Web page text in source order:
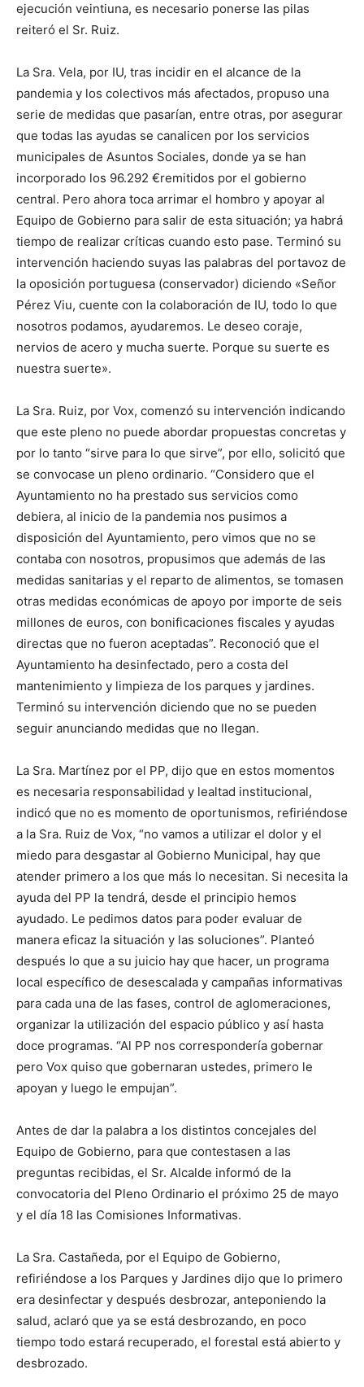
ejecución veintiuna, es necesario ponerse las pilas
reiteró el Sr. Ruiz.
La Sra. Vela, por IU, tras incidir en el alcance de la
pandemia y los colectivos más afectados, propuso una
serie de medidas que pasarían, entre otras, por asegurar
que todas las ayudas se canalicen por los servicios
municipales de Asuntos Sociales, donde ya se han
incorporado los 96.292 €remitidos por el gobierno
central. Pero ahora toca arrimar el hombro y apoyar al
Equipo de Gobierno para salir de esta situación; ya habrá
tiempo de realizar críticas cuando esto pase. Terminó su
intervención haciendo suyas las palabras del portavoz de
la oposición portuguesa (conservador) diciendo «Señor
Pérez Viu, cuente con la colaboración de IU, todo lo que
nosotros podamos, ayudaremos. Le deseo coraje,
nervios de acero y mucha suerte. Porque su suerte es
nuestra suerte».
La Sra. Ruiz, por Vox, comenzó su intervención indicando
que este pleno no puede abordar propuestas concretas y
por lo tanto “sirve para lo que sirve”, por ello, solicitó que
se convocase un pleno ordinario. “Considero que el
Ayuntamiento no ha prestado sus servicios como
debiera, al inicio de la pandemia nos pusimos a
disposición del Ayuntamiento, pero vimos que no se
contaba con nosotros, propusimos que además de las
medidas sanitarias y el reparto de alimentos, se tomasen
otras medidas económicas de apoyo por importe de seis
millones de euros, con bonificaciones fiscales y ayudas
directas que no fueron aceptadas”. Reconoció que el
Ayuntamiento ha desinfectado, pero a costa del
mantenimiento y limpieza de los parques y jardines.
Terminó su intervención diciendo que no se pueden
seguir anunciando medidas que no llegan.
La Sra. Martínez por el PP, dijo que en estos momentos
es necesaria responsabilidad y lealtad institucional,
indicó que no es momento de oportunismos, refiriéndose
a la Sra. Ruiz de Vox, “no vamos a utilizar el dolor y el
miedo para desgastar al Gobierno Municipal, hay que
atender primero a los que más lo necesitan. Si necesita la
ayuda del PP la tendrá, desde el principio hemos
ayudado. Le pedimos datos para poder evaluar de
manera eficaz la situación y las soluciones”. Planteó
después lo que a su juicio hay que hacer, un programa
local específico de desescalada y campañas informativas
para cada una de las fases, control de aglomeraciones,
organizar la utilización del espacio público y así hasta
doce programas. “Al PP nos correspondería gobernar
pero Vox quiso que gobernaran ustedes, primero le
apoyan y luego le empujan”.
Antes de dar la palabra a los distintos concejales del
Equipo de Gobierno, para que contestasen a las
preguntas recibidas, el Sr. Alcalde informó de la
convocatoria del Pleno Ordinario el próximo 25 de mayo
y el día 18 las Comisiones Informativas.
La Sra. Castañeda, por el Equipo de Gobierno,
refiriéndose a los Parques y Jardines dijo que lo primero
era desinfectar y después desbrozar, anteponiendo la
salud, aclaró que ya se está desbrozando, en poco
tiempo todo estará recuperado, el forestal está abierto y
desbrozado.